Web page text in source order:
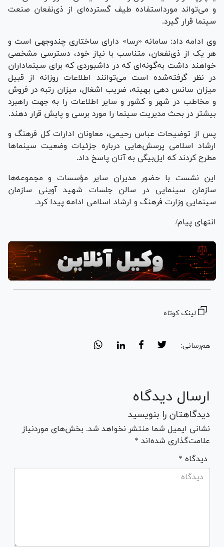
و می‌تواند مورداستفاده طیف گسترده‌ای از ذی‌نفعان صنعت
سینما قرار گیرد.
وی ادامه داد: سامانه «رسا» دارای ساختاری چندوجهی است و
هر یک از ذی‌نفعان، متناسب با نیاز خود، دسترسی مشخصی
خواهند داشت به‌گونه‌ای که در داشبوردی که برای سینماداران
در نظر گرفته‌شده است می‌توانند اطلاعات روزانه از قبیل
میزان سانس دهی بهینه، ضریب اشغال، میزان رتبه در فروش
و مخاطب در شهر و کشور و سایر اطلاعات را به جهت راهبرد
بیشتر در بحث مدیریت سینما را مورد برسی و پایش قرار دهند.
پس از توضیحات عباس رحیمی، معاونان ادارات کل فرهنگ و
ارشاد اسلامی پرسش‌هایی درباره جزئیات وضعیت سینما‌ها
مطرح کردند که ایل‌بیگی به آنان پاسخ داد.
این نشست با حضور مدیران سایر مؤسسات و مجموعه‌ها
سازمان سینمایی در سالن جلسات شهید آوینی سازمان
سینمایی وزارت فرهنگ و ارشاد اسلامی ادامه پیدا کرد.
انتهای پیام/
لینک کوتاه
هم‌رسانی:
ارسال دیدگاه
دیدگاهتان را بنویسید
نشانی ایمیل شما منتشر نخواهد شد. بخش‌های موردنیاز
علامت‌گذاری شده‌اند *
* دیدگاه